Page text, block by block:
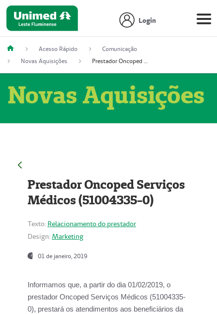
Login
Acesso Rápido
Comunicação
Novas Aquisições
Prestador Oncoped Serviços Médicos (51004335-0)
Novas Aquisições
Prestador Oncoped Serviços
Médicos (51004335-0)
Texto: Relacionamento do prestador
Design: Marketing
01 de janeiro, 2019
Informamos que, a partir do dia 01/02/2019, o
prestador Oncoped Serviços Médicos (51004335-
0), prestará os atendimentos aos beneficiários da